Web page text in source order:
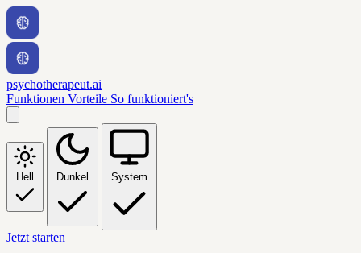
psychotherapeut.ai
Funktionen Vorteile So funktioniert's
Hell Dunkel System
Jetzt starten